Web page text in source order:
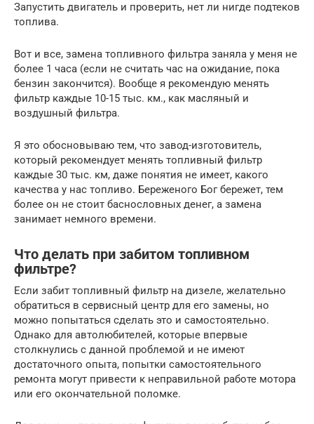
Запустить двигатель и проверить, нет ли нигде подтеков
топлива.
Вот и все, замена топливного фильтра заняла у меня не
более 1 часа (если не считать час на ожидание, пока
бензин закончится). Вообще я рекомендую менять
фильтр каждые 10-15 тыс. км., как масляный и
воздушный фильтра.
Я это обосновываю тем, что завод-изготовитель,
который рекомендует менять топливный фильтр
каждые 30 тыс. км, даже понятия не имеет, какого
качества у нас топливо. Береженого Бог бережет, тем
более он не стоит баснословных денег, а замена
занимает немного времени.
Что делать при забитом топливном
фильтре?
Если забит топливный фильтр на дизеле, желательно
обратиться в сервисный центр для его замены, но
можно попытаться сделать это и самостоятельно.
Однако для автолюбителей, которые впервые
столкнулись с данной проблемой и не имеют
достаточного опыта, попытки самостоятельного
ремонта могут привести к неправильной работе мотора
или его окончательной поломке.